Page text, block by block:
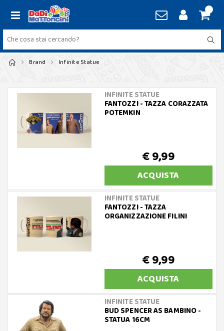
Brand Infinite Statue
INFINITE STATUE
FANTOZZI - TAZZA CORAZZATA
POTEMKIN
€ 9,99
ACQUISTA
INFINITE STATUE
FANTOZZI - TAZZA
ORGANIZZAZIONE FILINI
€ 9,99
ACQUISTA
INFINITE STATUE
BUD SPENCER AS BAMBINO -
STATUA 16CM